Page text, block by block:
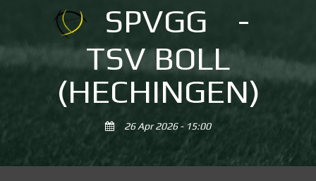
SPVGG
-
TSV BOLL
(HECHINGEN)
26 Apr 2026 - 15:00